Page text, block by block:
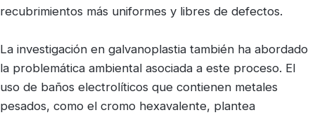
recubrimientos más uniformes y libres de defectos.
La investigación en galvanoplastia también ha abordado
la problemática ambiental asociada a este proceso. El
uso de baños electrolíticos que contienen metales
pesados, como el cromo hexavalente, plantea